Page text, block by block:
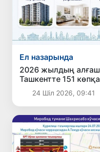
Ел назарында
2026 жылдың
Ташкентте 151
пайдалануға берілді
24 Шіл 2026, 09:41